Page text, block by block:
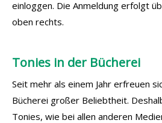
einloggen. Die Anmeldung erfolgt
oben rechts.
Tonies in der Bücherei
Seit mehr als einem Jahr erfreuen
Bücherei großer Beliebtheit.
Tonies, wie bei allen anderen